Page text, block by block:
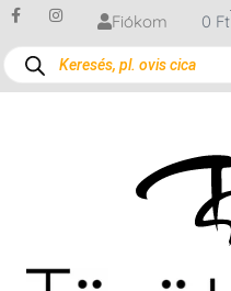
Fiókom 0 Ft